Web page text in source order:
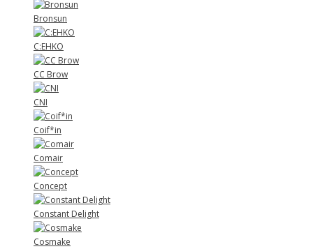
Bronsun
C:EHKO
CC Brow
CNI
Coif*in
Comair
Concept
Constant Delight
Cosmake